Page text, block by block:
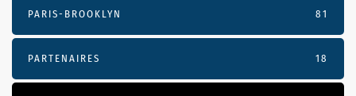
PARIS-BROOKLYN 81
PARTENAIRES 18